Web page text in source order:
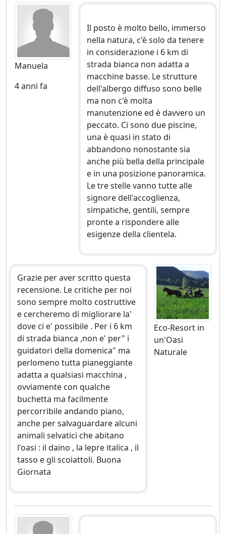
COME ARRIVARE:
Il luogo è facilmente raggiungibile dista 18 minuti dal
Casello Autostradale A1 di Fabro in un territorio di che
confina con TOSCANA e LAZIO.
Cosa trovo nei ditorni?
Orvieto - 25 km ; Lago di Bolsena - 45 Km ; Lago
Trasimeno - 45 Km ; Citta della Pieve - 25 Km;
Montepulciano ( Siena) - 45 km ; Perugia - 50 Km ; Assisi
Stazione Ferroviaria Fabro-Ficulle 15 minuti in auto;
Stazione Chiusi/Chianciano Terme - 30 min in auto ;
Aeroporto ROMA Fiumicino FCO 90 minuti in auto;
Aeroporto ROMA Ciampino CIA 90 minuti in auto;
Aeroporto FIRENZE FLR 90 minuti in auto; Aeroporto
PERUGIA PEG 80 minuti in auto.
Su richiesta: Servizio Navetta da La Casella a stazioni
Manuela
4 anni fa
Il posto è molto bello, immerso
nella natura, c'è solo da tenere
in considerazione i 6 km di
strada bianca non adatta a
macchine basse. Le strutture
dell'albergo diffuso sono belle
ma non c'è molta
manutenzione ed è davvero un
peccato. Ci sono due piscine,
una è quasi in stato di
abbandono nonostante sia
anche più bella della principale
e in una posizione panoramica.
Le tre stelle vanno tutte alle
signore dell'accoglienza,
simpatiche, gentili, sempre
pronte a rispondere alle
esigenze della clientela.
Grazie per aver scritto questa
recensione. Le critiche per noi
sono sempre molto costruttive
e cercheremo di migliorare la'
dove ci e' possibile . Per i 6 km
di strada bianca ,non e' per" i
guidatori della domenica" ma
perlomeno tutta pianeggiante
adatta a qualsiasi macchina ,
ovviamente con qualche
buchetta ma facilmente
percorribile andando piano,
anche per salvaguardare alcuni
animali selvatici che abitano
l'oasi : il daino , la lepre italica , il
tasso e gli scoiattoli. Buona
Giornata
Eco-Resort in
un'Oasi
Naturale